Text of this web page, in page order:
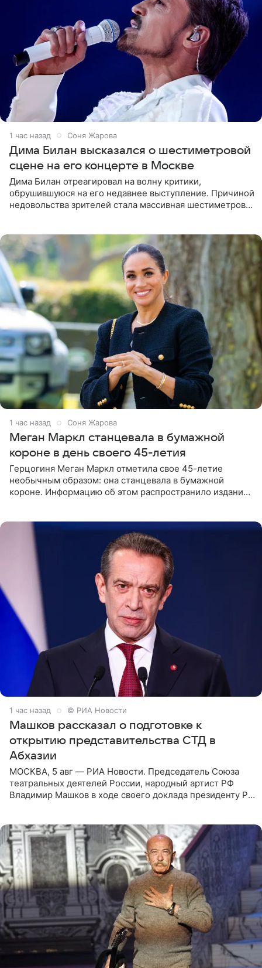
1 час назад Соня Жарова
Дима Билан высказался о шестиметровой
сцене на его концерте в Москве
Дима Билан отреагировал на волну критики,
обрушившуюся на его недавнее выступление. Причиной
недовольства зрителей стала массивная шестиметровая
1 час назад Соня Жарова
Меган Маркл станцевала в бумажной
короне в день своего 45-летия
Герцогиня Меган Маркл отметила свое 45-летие
необычным образом: она станцевала в бумажной
короне. Информацию об этом распространило издание
1 час назад © РИА Новости
Машков рассказал о подготовке к
открытию представительства СТД в
Абхазии
МОСКВА, 5 авг — РИА Новости. Председатель Союза
театральных деятелей России, народный артист РФ
Владимир Машков в ходе своего доклада президенту РФ